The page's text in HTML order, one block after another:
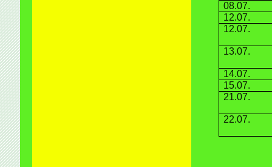
08.07.
12.07.
12.07.
13.07.
14.07.
15.07.
21.07.
22.07.